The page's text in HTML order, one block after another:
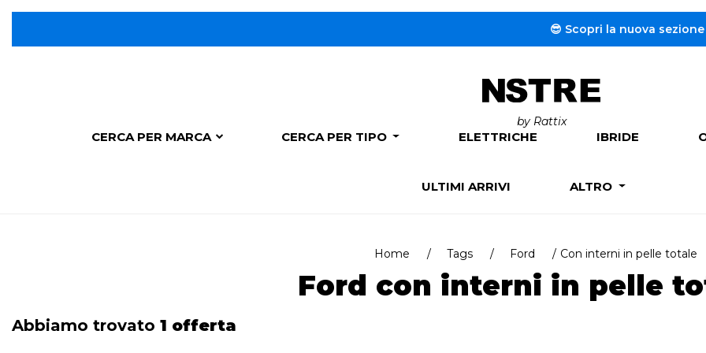
😎 Scopri la nuova sezione
by Rattix
CERCA PER MARCA CERCA PER TIPO ELETTRICHE IBRIDE
ULTIMI ARRIVI ALTRO
Home Tags Ford Con interni in pelle totale
Ford con interni in pelle
Abbiamo trovato 1 offerta